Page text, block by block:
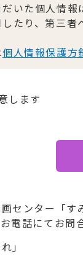
だいた個人情
たり、第三
個人情報保護方
します
センター「
電話にてお問
」